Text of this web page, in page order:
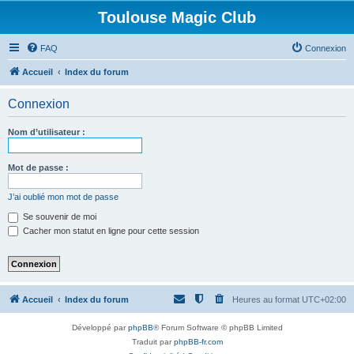
Toulouse Magic Club
FAQ Connexion
Accueil Index du forum
Connexion
Nom d’utilisateur :
Mot de passe :
J’ai oublié mon mot de passe
Se souvenir de moi
Cacher mon statut en ligne pour cette session
Accueil Index du forum Heures au format UTC+02:00
Développé parphpBB® Forum Software © phpBB Limited
Traduit parphpBB-fr.com